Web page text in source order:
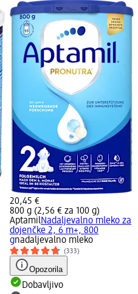
20,45 €
800 g (2,56 € za 100 g)
AptamilNadaljevalno mleko za
dojenčke 2, 6 m+, 800
gnadaljevalno mleko
(333)
Opozorila
Dobavljivo